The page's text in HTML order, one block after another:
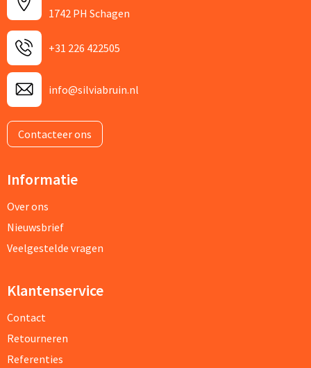
1742 PH Schagen
+31 226 422505
info@silviabruin.nl
Contacteer ons
Informatie
Over ons
Nieuwsbrief
Veelgestelde vragen
Klantenservice
Contact
Retourneren
Referenties